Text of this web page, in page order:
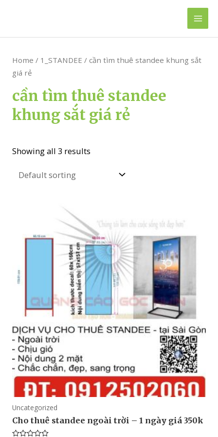
Main
Home / 1_STANDEE / cần tìm thuê standee khung sắt
giá rẻ
cần tìm thuê standee
khung sắt giá rẻ
Showing all 3 results
Uncategorized
Cho thuê standee ngoài trời – 1 ngày giá 350k